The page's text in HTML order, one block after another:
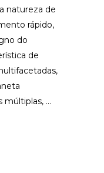
natureza de
rápido,
do
de
múltiplas,